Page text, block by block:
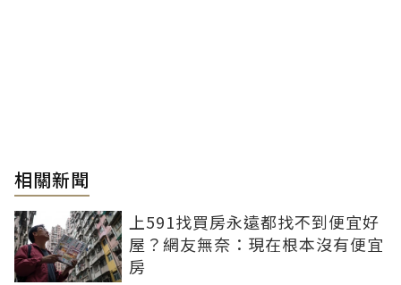
相關新聞
上591找買房永遠都找不到便宜好
屋？網友無奈：現在根本沒有便宜
房